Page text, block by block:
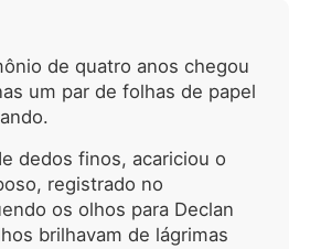
Solar Alencastro, uma propriedade
imponente pertencente ao reservado
Conde Álvaro Alencastro, um homem
reina em sua própria casa. Após a
morte misteriosa de sua esposa, um
caso envolto em mistério, Álvaro
passou a ignorar quase
de quatro anos chegou
um par de folhas de papel
dedos finos, acariciou o
registrado no
os olhos para Declan
brilhavam de lágrimas